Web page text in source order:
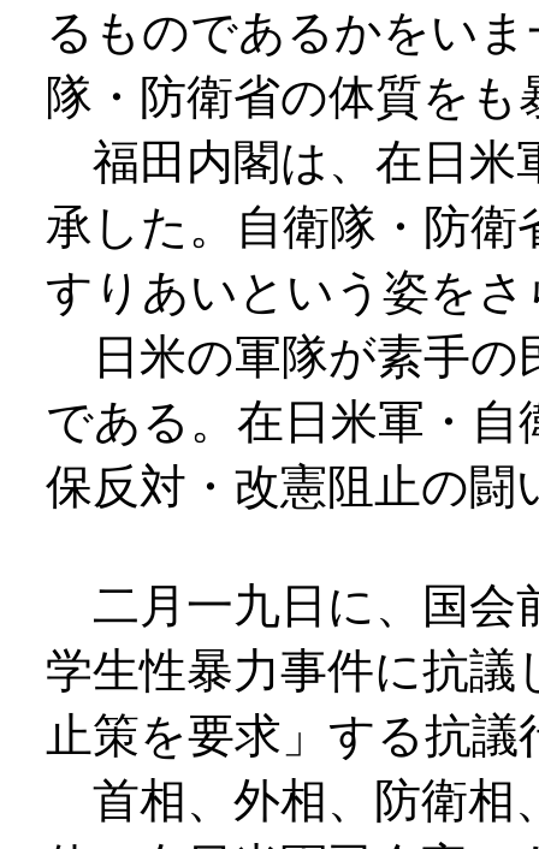
るものであるかをい
隊・防衛省の体質を
福田内閣は、在日米
承した。自衛隊・防
すりあいという姿を
日米の軍隊が素手の
である。在日米軍・
保反対・改憲阻止の
二月一九日に、国会
学生性暴力事件に抗議
止策を要求」する抗
首相、外相、防衛相